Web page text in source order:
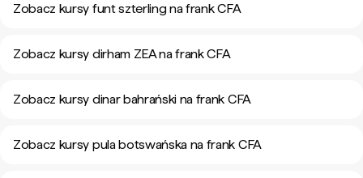
Zobacz kursy funt szterling na frank CFA
Zobacz kursy dirham ZEA na frank CFA
Zobacz kursy dinar bahrański na frank CFA
Zobacz kursy pula botswańska na frank CFA